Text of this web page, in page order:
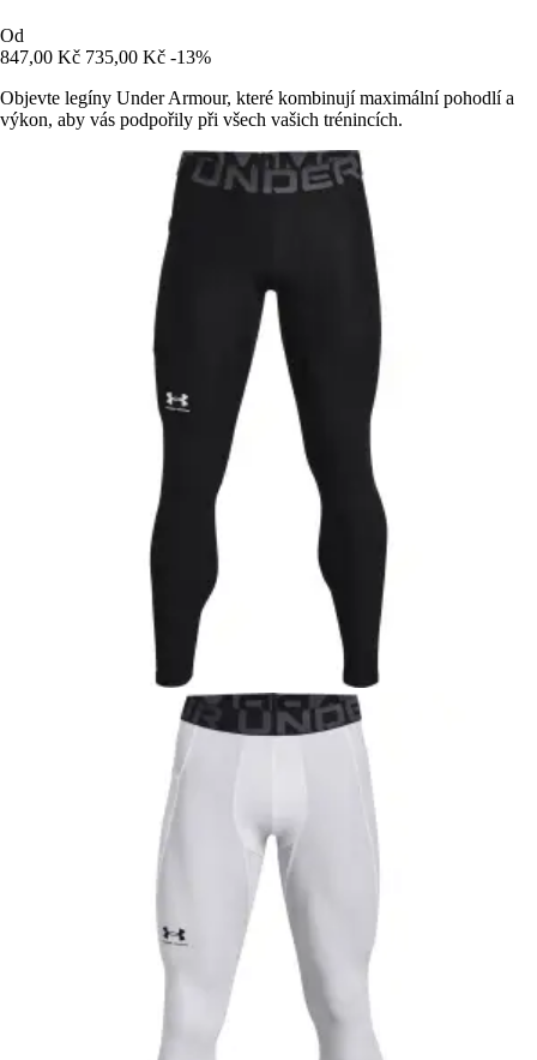
Od
847,00 Kč 735,00 Kč -13%
Objevte legíny Under Armour, které kombinují maximální pohodlí a
výkon, aby vás podpořily při všech vašich trénincích.